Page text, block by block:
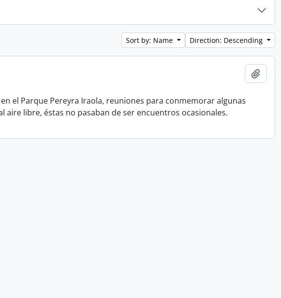
Sort by: Name Direction: Descending
el Parque Pereyra Iraola, reuniones para conmemorar algunas
aire libre, éstas no pasaban de ser encuentros ocasionales.